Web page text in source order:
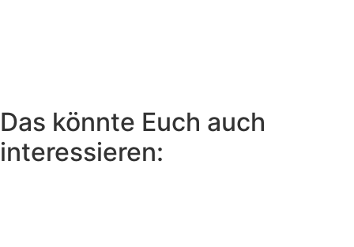
Das könnte Euch auch
interessieren: